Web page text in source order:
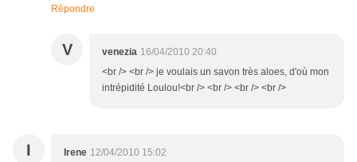
Répondre
V venezia 16/04/2010 20:40
<br /> <br /> je voulais un savon très aloes, d'où mon
intrépidité Loulou!<br /> <br /> <br /> <br />
I Irene 12/04/2010 15:02